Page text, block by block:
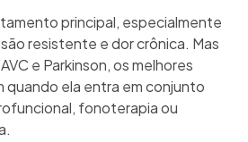
principal, especialmente
resistente e dor crônica. Mas
e Parkinson, os melhores
quando ela entra em conjunto
fonoterapia ou